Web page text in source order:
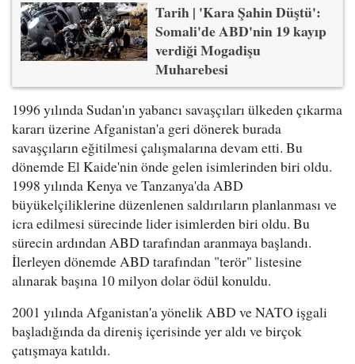
Tarih | 'Kara Şahin Düştü':
Somali'de ABD'nin 19 kayıp
verdiği Mogadişu
Muharebesi
1996 yılında Sudan'ın yabancı savaşçıları ülkeden çıkarma
kararı üzerine Afganistan'a geri dönerek burada
savaşçıların eğitilmesi çalışmalarına devam etti. Bu
dönemde El Kaide'nin önde gelen isimlerinden biri oldu.
1998 yılında Kenya ve Tanzanya'da ABD
büyükelçiliklerine düzenlenen saldırıların planlanması ve
icra edilmesi sürecinde lider isimlerden biri oldu. Bu
sürecin ardından ABD tarafından aranmaya başlandı.
İlerleyen dönemde ABD tarafından "terör" listesine
alınarak başına 10 milyon dolar ödül konuldu.
2001 yılında Afganistan'a yönelik ABD ve NATO işgali
başladığında da direniş içerisinde yer aldı ve birçok
çatışmaya katıldı.